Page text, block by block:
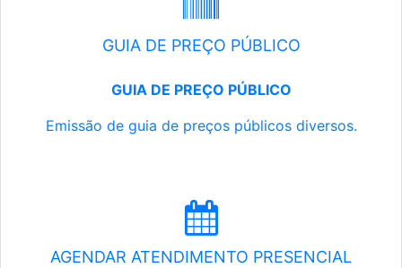
GUIA DE PREÇO PÚBLICO
GUIA DE PREÇO PÚBLICO
Emissão de guia de preços públicos diversos.
AGENDAR ATENDIMENTO PRESENCIAL